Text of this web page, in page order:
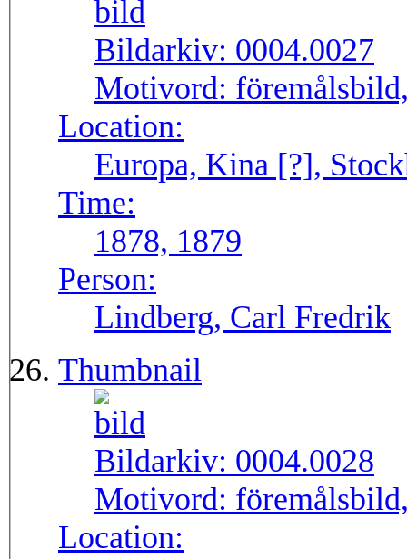
Bildarkiv: 0004.0027
Motivord:
Location:
Europa, Kina [?],
Time:
1878, 1879
Person:
Lindberg, Carl Fredrik
Thumbnail
Bildarkiv: 0004.0028
Motivord:
Location: